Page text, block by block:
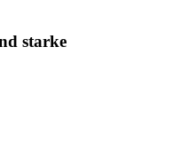
starke